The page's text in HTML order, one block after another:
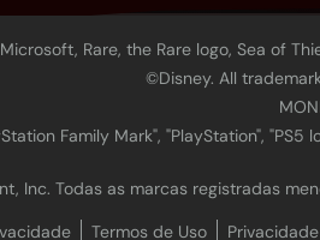
Rare, the Rare logo, Sea of
©Disney. All
Family Mark", "PlayStation",
Inc. Todas as marcas registradas
Termos de Uso